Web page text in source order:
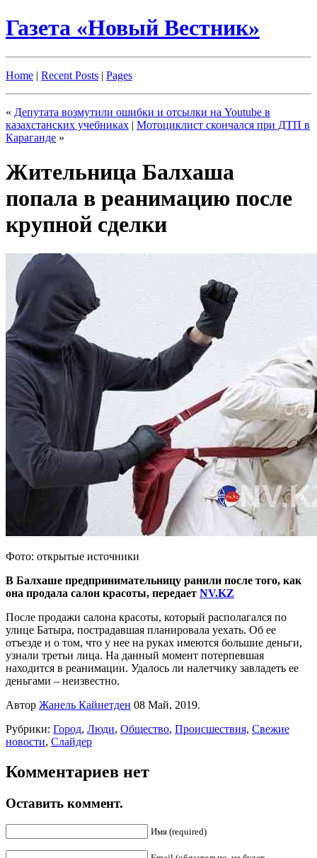
Газета «Новый Вестник»
Home | Recent Posts | Pages
« Депутата возмутили ошибки и отсылки на Youtube в
казахстанских учебниках | Мотоциклист скончался при ДТП в
Караганде »
Жительница Балхаша
попала в реанимацию после
крупной сделки
Фото: открытые источники
В Балхаше предпринимательницу ранили после того, как
она продала салон красоты, передает NV.KZ
После продажи салона красоты, который располагался по
улице Батыра, пострадавшая планировала уехать. Об ее
отъезде и о том, что у нее на руках имеются большие деньги,
узнали третьи лица. На данный момент потерпевшая
находится в реанимации. Удалось ли налетчику завладеть ее
деньгами – неизвестно.
Автор Жанель Кайнетден 08 Май, 2019.
Рубрики: Город, Люди, Общество, Происшествия, Свежие
новости, Слайдер
Комментариев нет
Оставить коммент.
Имя (required)